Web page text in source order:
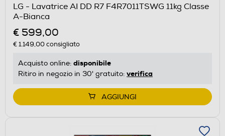
LG - Lavatrice AI DD R7 F4R7011TSWG 11kg Classe
A-Bianca
€ 599,00
€ 1.149,00consigliato
Acquisto online: disponibile
Ritiro in negozio in 30' gratuito: verifica
AGGIUNGI